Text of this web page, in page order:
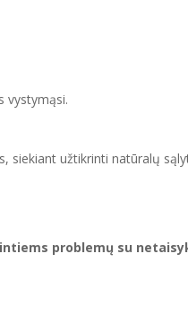
vystymąsi.
siekiant užtikrinti natūralų
problemų su